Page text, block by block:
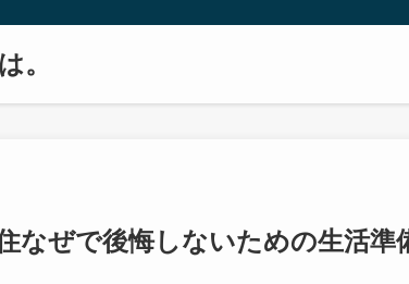
。
なぜで後悔しないための生活準